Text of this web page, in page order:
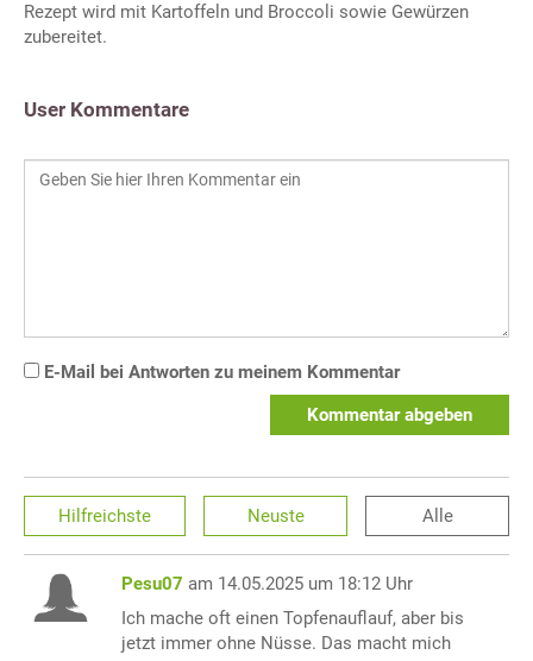
Rezept wird mit Kartoffeln und Broccoli sowie Gewürzen
zubereitet.
User Kommentare
E-Mail bei Antworten zu meinem Kommentar
Kommentar abgeben
Hilfreichste Neuste Alle
Pesu07 am 14.05.2025 um 18:12 Uhr
Ich mache oft einen Topfenauflauf, aber bis
jetzt immer ohne Nüsse. Das macht mich